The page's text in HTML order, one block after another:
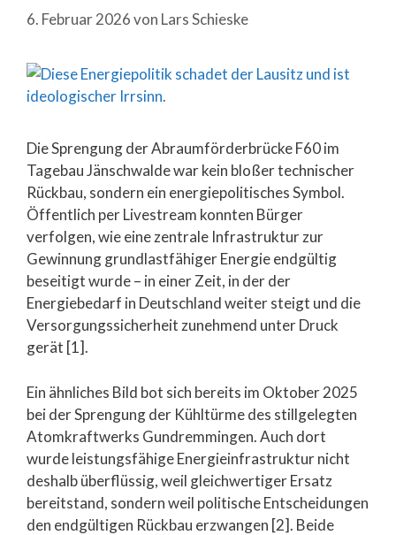
6. Februar 2026von Lars Schieske
Die Sprengung der Abraumförderbrücke F60 im
Tagebau Jänschwalde war kein bloßer technischer
Rückbau, sondern ein energiepolitisches Symbol.
Öffentlich per Livestream konnten Bürger
verfolgen, wie eine zentrale Infrastruktur zur
Gewinnung grundlastfähiger Energie endgültig
beseitigt wurde – in einer Zeit, in der der
Energiebedarf in Deutschland weiter steigt und die
Versorgungssicherheit zunehmend unter Druck
gerät [1].
Ein ähnliches Bild bot sich bereits im Oktober 2025
bei der Sprengung der Kühltürme des stillgelegten
Atomkraftwerks Gundremmingen. Auch dort
wurde leistungsfähige Energieinfrastruktur nicht
deshalb überflüssig, weil gleichwertiger Ersatz
bereitstand, sondern weil politische Entscheidungen
den endgültigen Rückbau erzwangen [2]. Beide